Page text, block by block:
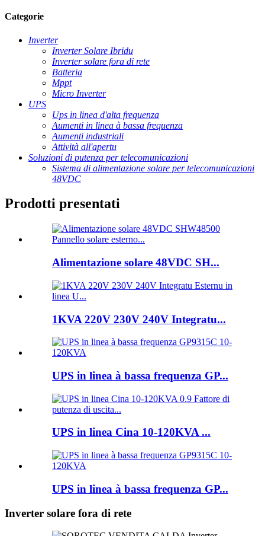
Categorie
Inverter
Inverter Solare Ibridu
Inverter solare fora di rete
Batteria
Mppt
Micro Inverter
UPS
Ups in linea d'alta frequenza
Aumenti in linea à bassa frequenza
Aumenti industriali
Attività all'apertu
Soluzioni di putenza per telecomunicazioni
Sistema di alimentazione solare per telecomunicazioni
48VDC
Prodotti presentati
Alimentazione solare 48VDC SH...
1KVA 220V 230V 240V Integratu...
UPS in linea à bassa frequenza GP...
UPS in linea Cina 10-120KVA ...
UPS in linea à bassa frequenza GP...
Inverter solare fora di rete